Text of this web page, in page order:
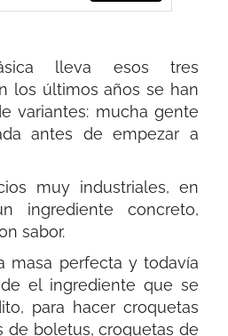
lleva esos tres
los últimos años se han
variantes: mucha gente
antes de empezar a
muy industriales, en
ingrediente concreto,
sabor.
masa perfecta y todavía
el ingrediente que se
para hacer croquetas
de boletus, croquetas de